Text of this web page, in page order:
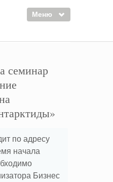
Меню
семинар
по адресу
начала
Бизнес